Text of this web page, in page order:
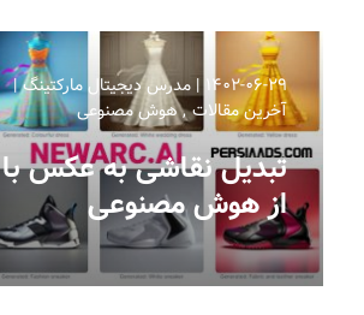
۱۴۰۲-۰۶-۲۹ مدرس دیجیتال مارکتینگ
آخرین مقالات هوش مصنوعی
تبدیل نقاشی به عکس با
از هوش مصنوعی